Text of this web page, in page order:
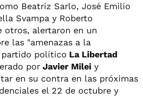
Beatriz Sarlo, José Emilio
Svampa y Roberto
otros, alertaron en un
las "amenazas a la
partido político La Libertad
por Javier Milei y
en su contra en las próximas
el 22 de octubre y